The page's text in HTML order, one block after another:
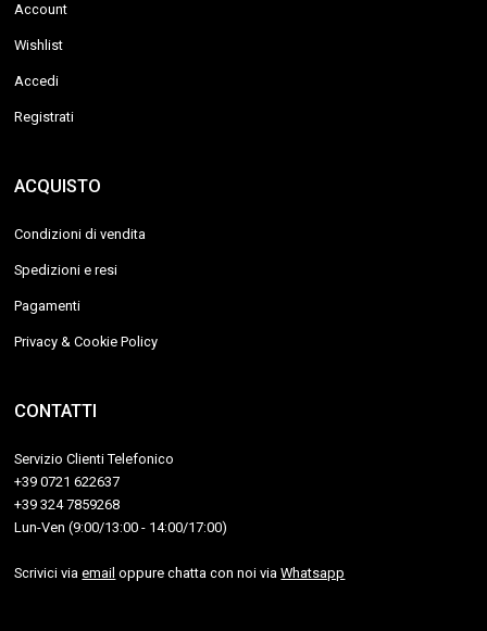
Account
Wishlist
Accedi
Registrati
ACQUISTO
Condizioni di vendita
Spedizioni e resi
Pagamenti
Privacy & Cookie Policy
CONTATTI
Servizio Clienti Telefonico
+39 0721 622637
+39 324 7859268
Lun-Ven (9:00/13:00 - 14:00/17:00)
Scrivici viaemail oppure chatta con noi viaWhatsapp